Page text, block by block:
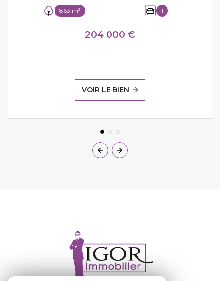
863 m² 1
204 000 €
VOIR LE BIEN